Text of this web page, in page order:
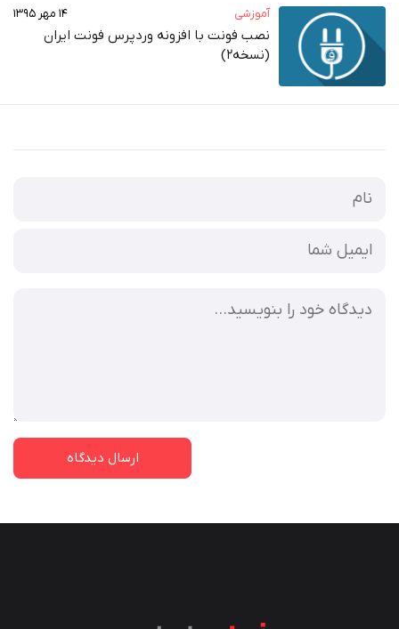
آموزشی ۱۴ مهر ۱۳۹۵
نصب فونت با افزونه وردپرس فونت ایران
(نسخه2)